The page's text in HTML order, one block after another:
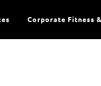
Corporate Fitness